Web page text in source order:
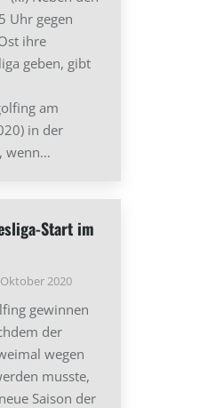
Uhr gegen
ihre
geben, gibt
am
in der
wenn…
Start im
2020
gewinnen
der
wegen
musste,
Saison der